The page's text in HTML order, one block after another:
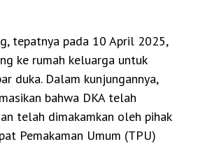
tepatnya pada 10 April 2025,
ke rumah keluarga untuk
duka. Dalam kunjungannya,
bahwa DKA telah
telah dimakamkan oleh pihak
Pemakaman Umum (TPU)